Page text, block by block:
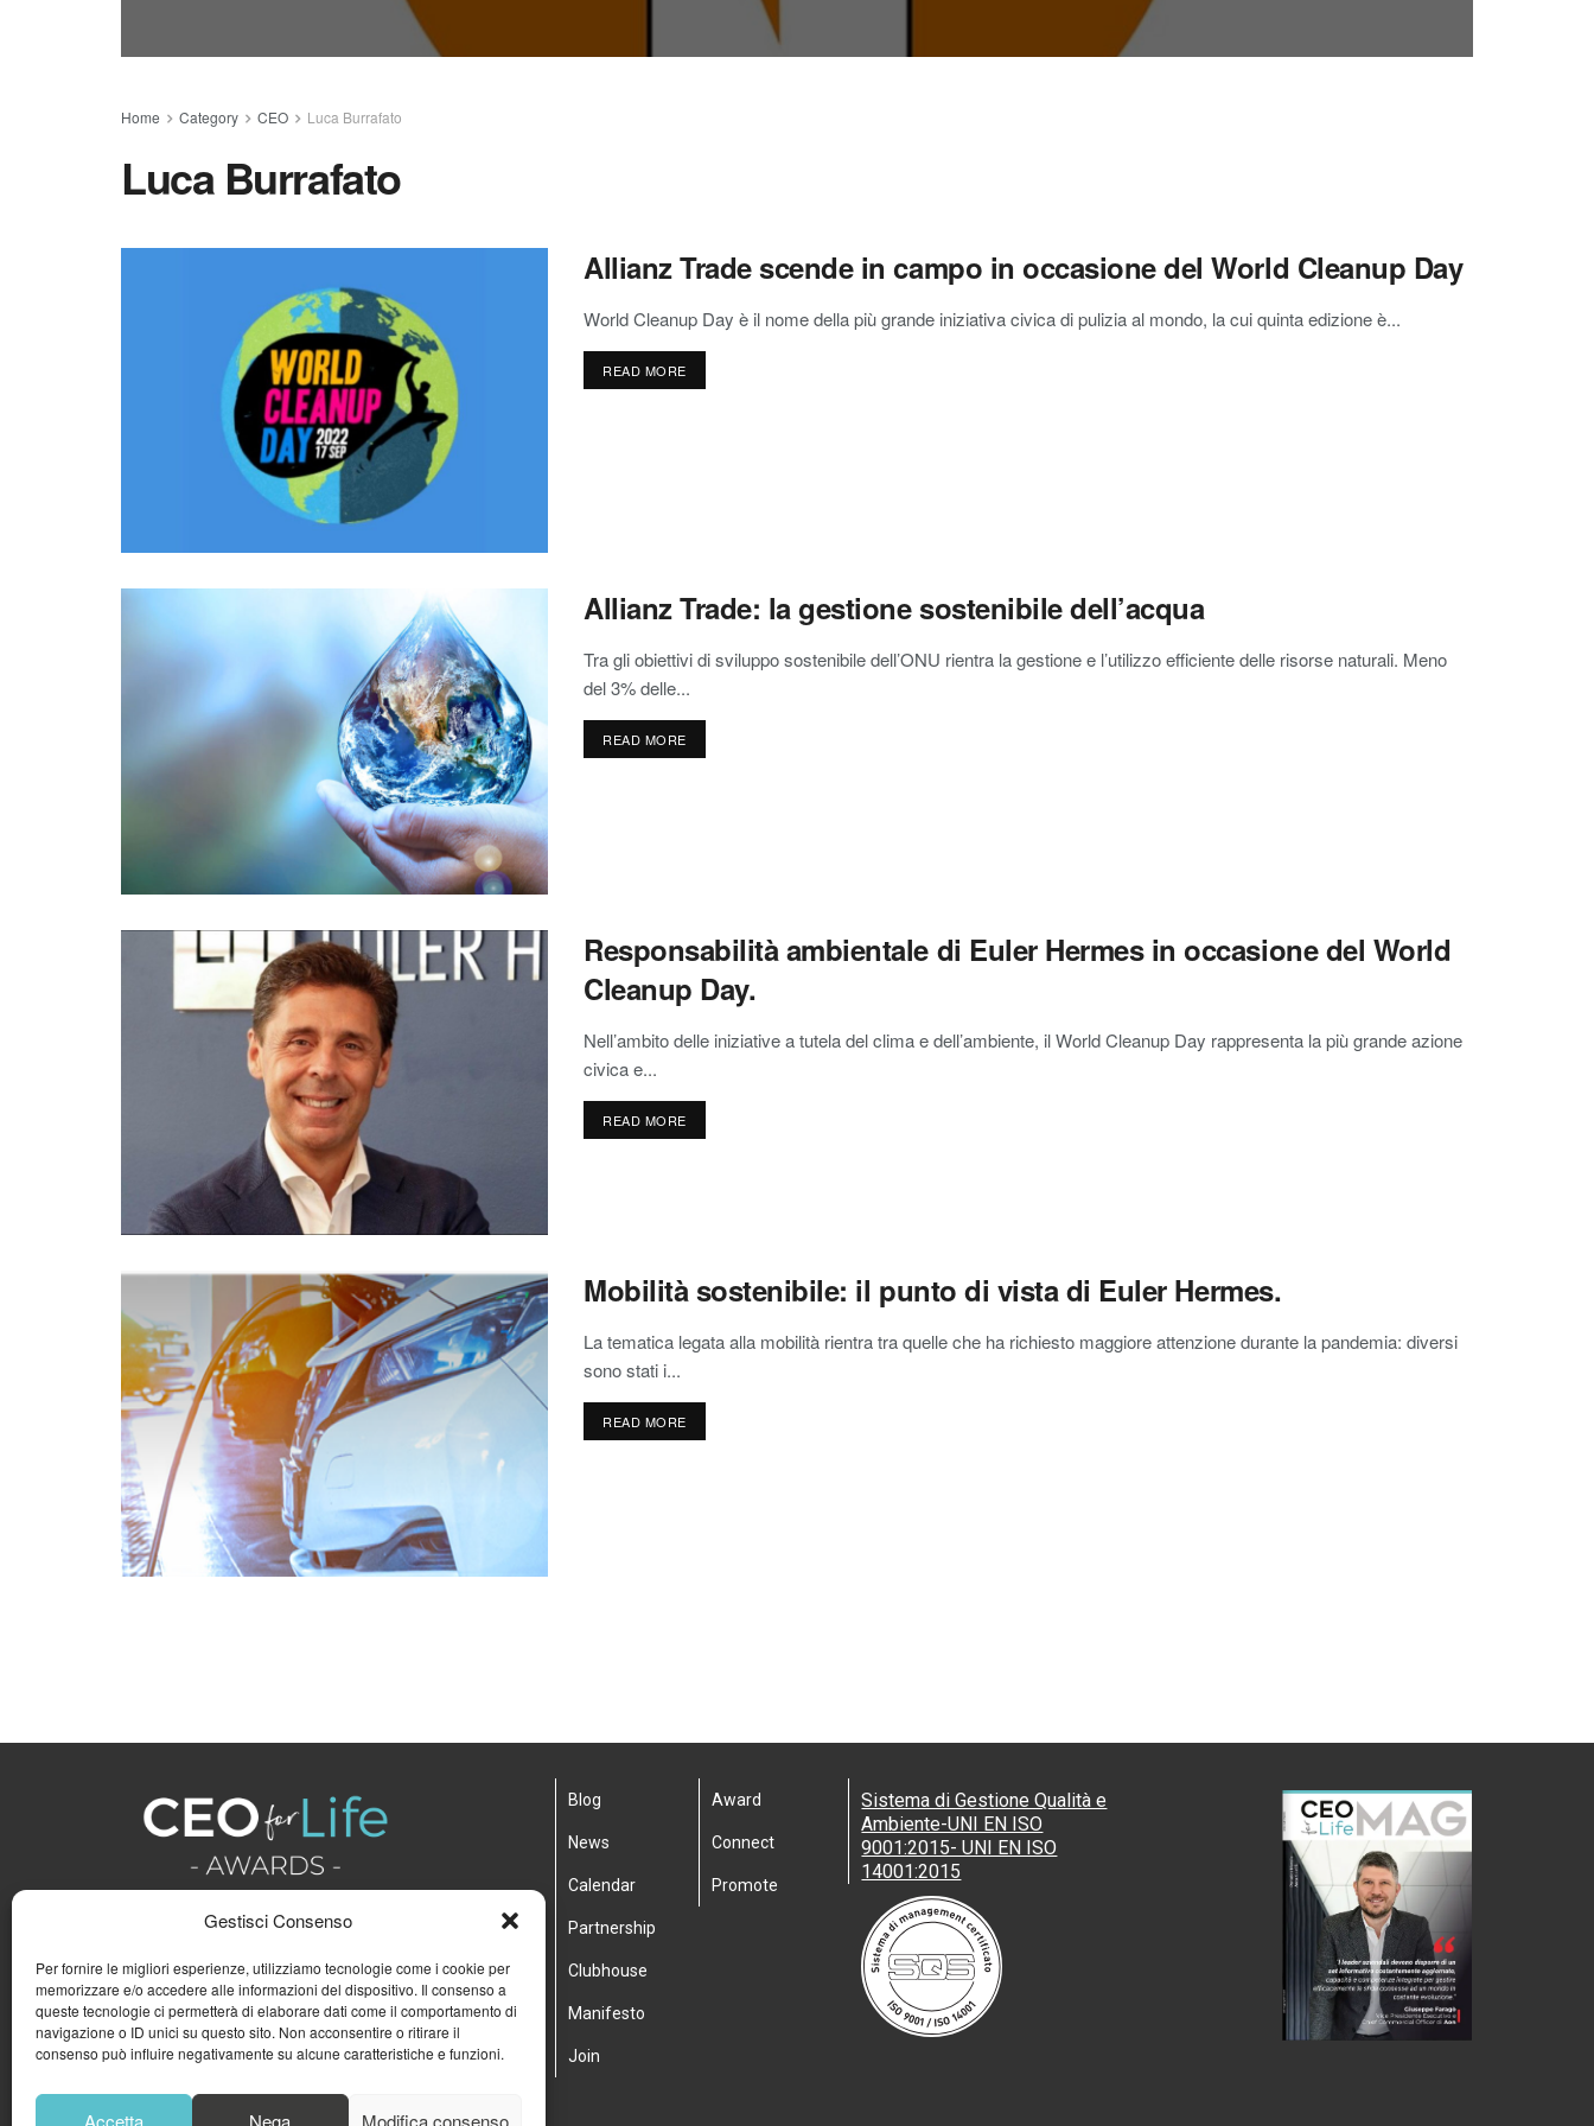
Gestisci Consenso
Per fornire le migliori esperienze, utilizziamo tecnologie come i cookie per
memorizzare e/o accedere alle informazioni del dispositivo. Il consenso a
queste tecnologie ci permetterà di elaborare dati come il comportamento di
navigazione o ID unici su questo sito. Non acconsentire o ritirare il
consenso può influire negativamente su alcune caratteristiche e funzioni.
Accetta Nega Modifica consenso
Home Category CEO Luca Burrafato
Luca Burrafato
Allianz Trade scende in campo in occasione del World Cleanup Day
World Cleanup Day è il nome della più grande iniziativa civica di pulizia al mondo, la cui quinta edizione è...
READ MORE
Allianz Trade: la gestione sostenibile dell’acqua
Tra gli obiettivi di sviluppo sostenibile dell’ONU rientra la gestione e l’utilizzo efficiente delle risorse naturali. Meno
del 3% delle...
READ MORE
Responsabilità ambientale di Euler Hermes in occasione del World
Cleanup Day.
Nell’ambito delle iniziative a tutela del clima e dell’ambiente, il World Cleanup Day rappresenta la più grande azione
civica e...
READ MORE
Mobilità sostenibile: il punto di vista di Euler Hermes.
La tematica legata alla mobilità rientra tra quelle che ha richiesto maggiore attenzione durante la pandemia: diversi
sono stati i...
READ MORE
Blog
News
Calendar
Partnership
Clubhouse
Manifesto
Join
Award
Connect
Promote
Sistema di Gestione Qualità e
Ambiente-UNI EN ISO
9001:2015- UNI EN ISO
14001:2015